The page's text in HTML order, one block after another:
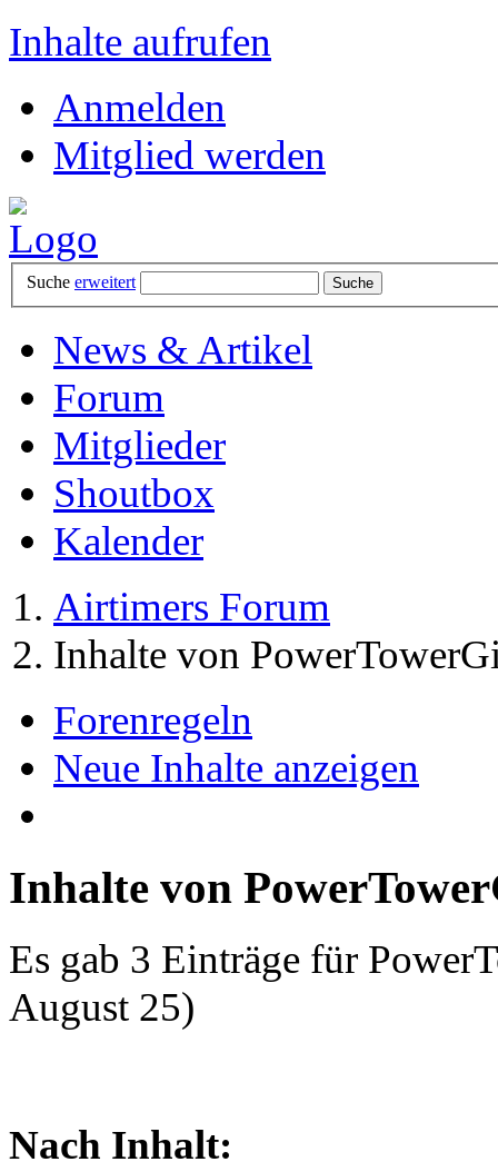
Inhalte aufrufen
Anmelden
Mitglied werden
Suche erweitert
News & Artikel
Forum
Mitglieder
Shoutbox
Kalender
Airtimers Forum
Inhalte von
Forenregeln
Neue Inhalte anzeigen
Inhalte von
Es gab 3 Einträge für
August 25)
Nach Inhalt: